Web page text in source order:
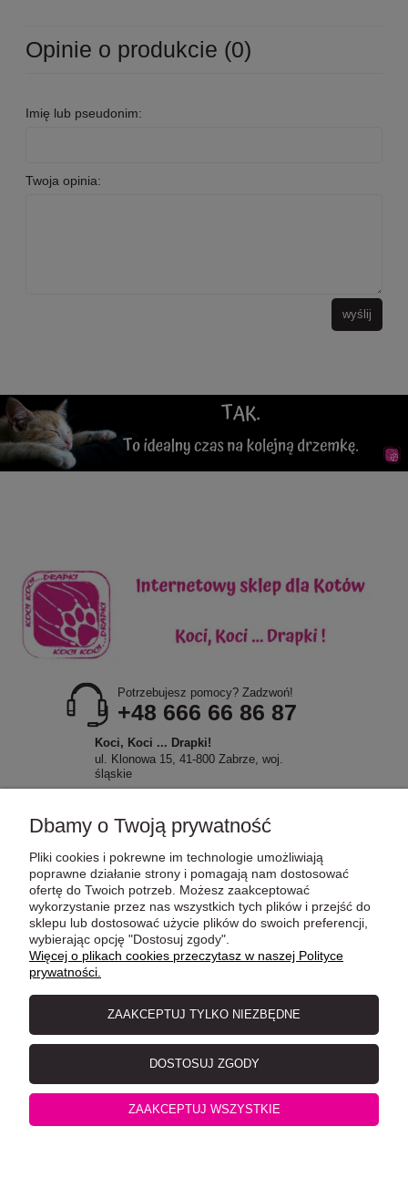
Opinie o produkcie (0)
Imię lub pseudonim:
Twoja opinia:
wyślij
Potrzebujesz pomocy? Zadzwoń!
+48 666 66 86 87
Koci, Koci ... Drapki!
ul. Klonowa 15, 41-800 Zabrze, woj.
śląskie
POMOC
MOJE KONTO
PŁATNOŚCI I DOSTAWA
INFORMACJE
O NAS
Dbamy o Twoją prywatność
Pliki cookies i pokrewne im technologie umożliwiają
poprawne działanie strony i pomagają nam dostosować
ofertę do Twoich potrzeb. Możesz zaakceptować
wykorzystanie przez nas wszystkich tych plików i przejść do
sklepu lub dostosować użycie plików do swoich preferencji,
wybierając opcję "Dostosuj zgody".
Więcej o plikach cookies przeczytasz w naszej Polityce
prywatności.
ZAAKCEPTUJ TYLKO NIEZBĘDNE
DOSTOSUJ ZGODY
ZAAKCEPTUJ WSZYSTKIE